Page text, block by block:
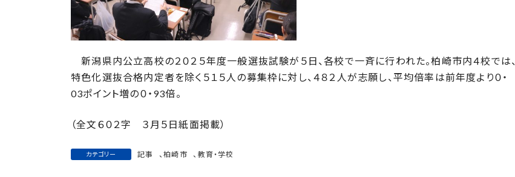
新潟県内公立高校の２０２５年度一般選抜試験が５日、各校で一斉に行われた。柏崎市内４校では、
特色化選抜合格内定者を除く５１５人の募集枠に対し、４８２人が志願し、平均倍率は前年度より０・
03ポイント増の０・93倍。
（全文６０２字 ３月５日紙面掲載）
カテゴリー 記事 、柏崎市 、 教育・学校